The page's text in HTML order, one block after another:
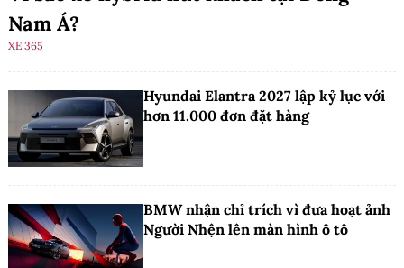
Nam Á?
XE 365
Hyundai Elantra 2027 lập kỷ lục với
hơn 11.000 đơn đặt hàng
BMW nhận chỉ trích vì đưa hoạt ảnh
Người Nhện lên màn hình ô tô